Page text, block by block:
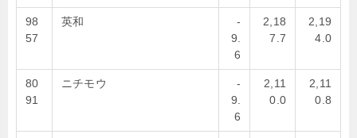
98
57
英和
-
9.
6
2,18
7.7
2,19
4.0
80
91
ニチモウ
-
9.
6
2,11
0.0
2,11
0.8